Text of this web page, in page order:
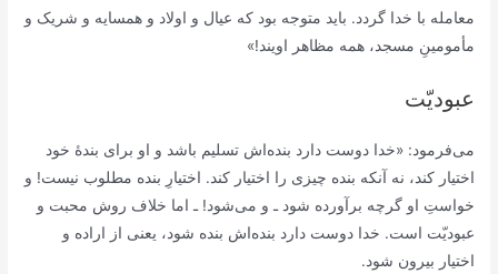
معامله با خدا گردد. باید متوجه بود که عیال و اولاد و همسایه و شریک و
مأمومینِ مسجد، همه مظاهر اویند!»
عبودیّت
می‌فرمود: «خدا دوست دارد بنده‌اش تسلیم باشد و او برای بندۀ خود
اختیار کند، نه آنکه بنده چیزی را اختیار کند. اختیارِ بنده مطلوب نیست! و
خواستِ او گرچه برآورده شود ـ و می‌شود! ـ اما خلاف روش محبت و
عبودیّت است. خدا دوست دارد بنده‌اش بنده شود، یعنی از اراده و
اختیار بیرون شود.